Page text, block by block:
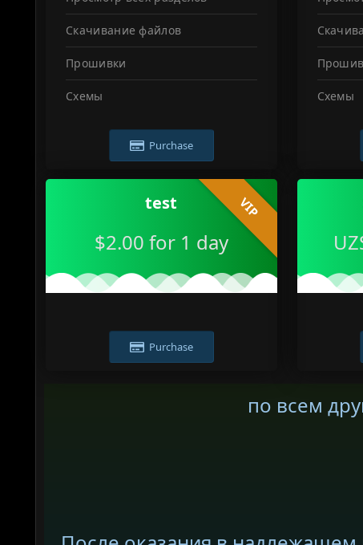
Скачивание файлов
Прошивки
Схемы
Purchase
Схемы
VIP
test
$2.00 for 1 day
Purchase
по всем